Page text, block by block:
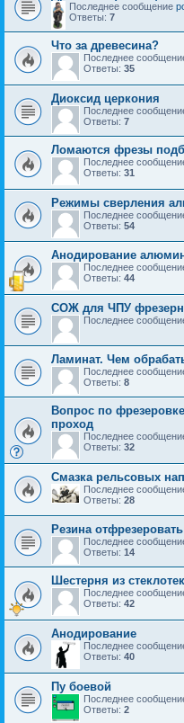
Последнее сообщение
Ответы: 7
Что за древесина?
Последнее
Ответы: 35
Диоксид церкония
Последнее
Ответы: 7
Ломаются фрезы
Последнее
Ответы: 31
Режимы сверления
Последнее
Ответы: 54
Анодирование
Последнее
Ответы: 44
СОЖ для ЧПУ
Последнее
Ламинат. Чем
Последнее
Ответы: 8
Вопрос по
проход
Последнее
Ответы: 32
Смазка рельсовых
Последнее
Ответы: 28
Резина отфрезеровать
Последнее
Ответы: 14
Шестерня из
Последнее
Ответы: 42
Анодирование
Последнее
Ответы: 40
Пу боевой
Последнее
Ответы: 2